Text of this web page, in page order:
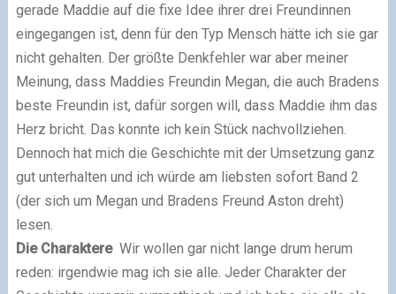
gerade Maddie auf die fixe Idee ihrer drei Freundinnen
eingegangen ist, denn für den Typ Mensch hätte ich sie gar
nicht gehalten. Der größte Denkfehler war aber meiner
Meinung, dass Maddies Freundin Megan, die auch Bradens
beste Freundin ist, dafür sorgen will, dass Maddie ihm das
Herz bricht. Das konnte ich kein Stück nachvollziehen.
Dennoch hat mich die Geschichte mit der Umsetzung ganz
gut unterhalten und ich würde am liebsten sofort Band 2
(der sich um Megan und Bradens Freund Aston dreht)
lesen.
Die Charaktere Wir wollen gar nicht lange drum herum
reden: irgendwie mag ich sie alle. Jeder Charakter der